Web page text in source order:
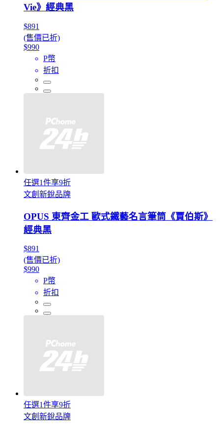
Vie》經典黑
$891
(售價已折)
$990
P幣
折扣
任選1件享9折
文創新銳品牌
OPUS 東齊金工 歐式鐵藝名言筆筒《賈伯斯》
經典黑
$891
(售價已折)
$990
P幣
折扣
任選1件享9折
文創新銳品牌